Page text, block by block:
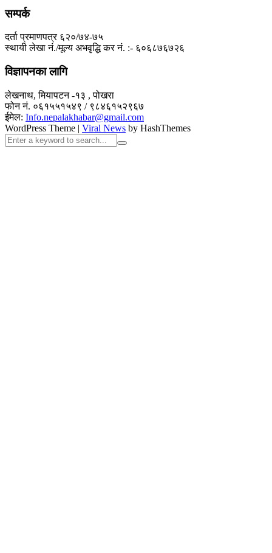
सम्पर्क
दर्ता प्रमाणपत्र ६२०/७४-७५
स्थायी लेखा नं./मूल्य अभवृद्धि कर नं. :- ६०६८७६७२६
विज्ञापनका लागि
लेखनाथ, मियापटन -१३ , पोखरा
फोन नं. ०६१५५१५४९ / ९८४६१५२९६७
ईमेल: Info.nepalakhabar@gmail.com
WordPress Theme | Viral News by HashThemes